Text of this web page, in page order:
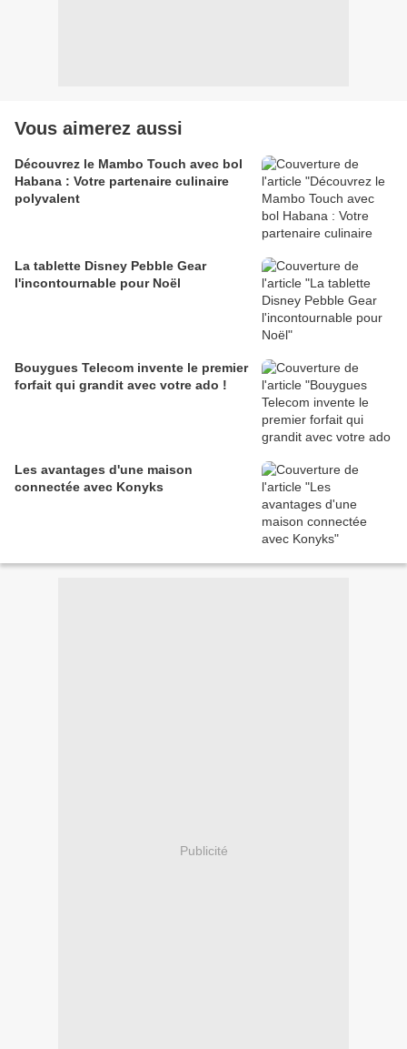
Vous aimerez aussi
Découvrez le Mambo Touch avec bol
Habana : Votre partenaire culinaire
polyvalent
La tablette Disney Pebble Gear
l'incontournable pour Noël
Bouygues Telecom invente le premier
forfait qui grandit avec votre ado !
Les avantages d'une maison
connectée avec Konyks
Publicité